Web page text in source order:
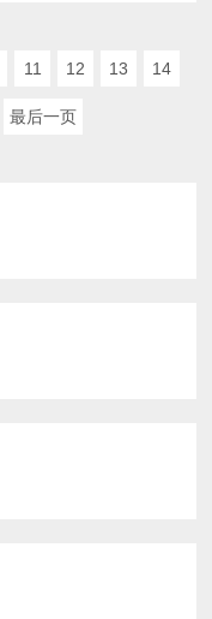
11 12 13 14
最后一页